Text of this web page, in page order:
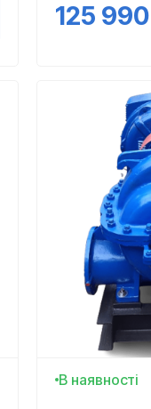
125 990
В наявності